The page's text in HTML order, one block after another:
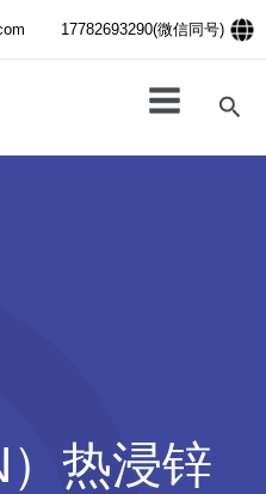
17782693290(微信同号)
搜
索
）热浸锌